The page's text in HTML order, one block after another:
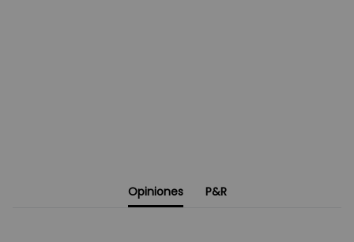
Opiniones P&R